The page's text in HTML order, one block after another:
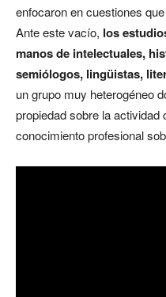
enfocaron en cuestiones
Ante este vacío, los
manos de intelectuales,
semiólogos, lingüistas,
un grupo muy heterogéneo
propiedad sobre la
conocimiento profesional